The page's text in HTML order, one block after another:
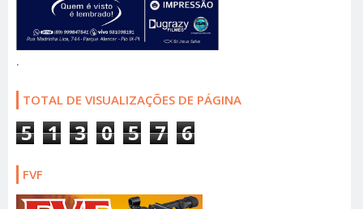
.
TOTAL DE VISUALIZAÇÕES DE PÁGINA
5 1 3 0 5 7 6
FVF